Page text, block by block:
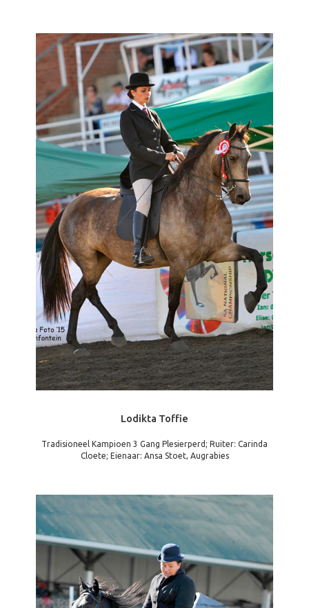
Lodikta Toffie
Tradisioneel Kampioen 3 Gang Plesierperd; Ruiter: Carinda
Cloete; Eienaar: Ansa Stoet, Augrabies